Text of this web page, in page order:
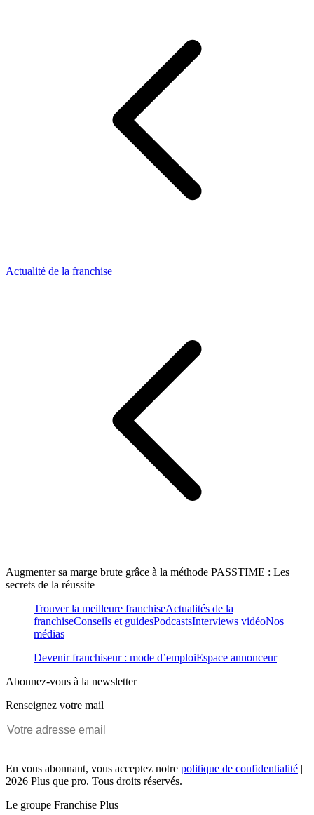
Actualité de la franchise
Augmenter sa marge brute grâce à la méthode PASSTIME : Les
secrets de la réussite
Trouver la meilleure franchiseActualités de la
franchiseConseils et guidesPodcastsInterviews vidéoNos
médias
Devenir franchiseur : mode d’emploiEspace annonceur
Abonnez-vous à la newsletter
Renseignez votre mail
En vous abonnant, vous acceptez notre politique de confidentialité |
2026 Plus que pro. Tous droits réservés.
Le groupe Franchise Plus